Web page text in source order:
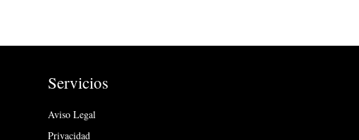
Servicios
Aviso Legal
Privacidad